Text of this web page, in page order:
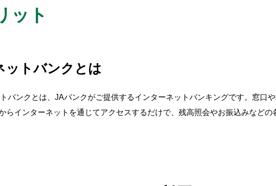
ット
ットバンクとは
バンクとは、JAバンクがご提供するインターネットバンキングです。窓口
らインターネットを通じてアクセスするだけで、残高照会やお振込みなど